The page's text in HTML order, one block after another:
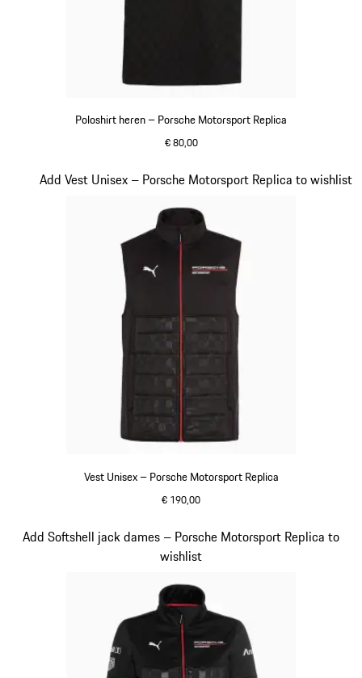
Poloshirt heren – Porsche Motorsport Replica
€ 80,00
Vest Unisex – Porsche Motorsport Replica
€ 190,00
Add Vest Unisex – Porsche Motorsport Replica to wishlist
Dia 11 van 20
Add Softshell jack dames – Porsche Motorsport Replica to
wishlist
Dia 12 van 20